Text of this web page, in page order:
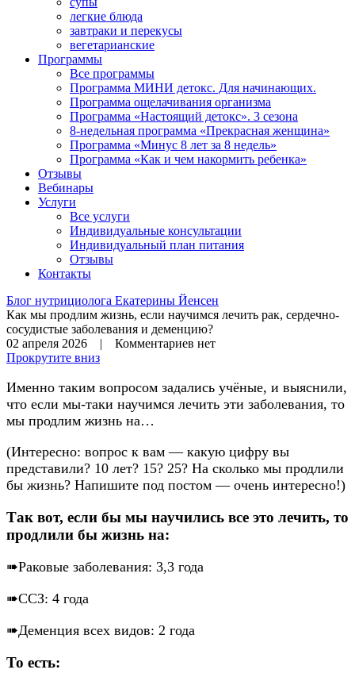
легкие блюда
завтраки и перекусы
вегетарианские
Программы
Все программы
Программа МИНИ детокс. Для начинающих.
Программа ощелачивания организма
Программа «Настоящий детокс». 3 сезона
8-недельная программа «Прекрасная женщина»
Программа «Минус 8 лет за 8 недель»
Программа «Как и чем накормить ребенка»
Отзывы
Вебинары
Услуги
Все услуги
Индивидуальные консультации
Индивидуальный план питания
Отзывы
Контакты
Блог нутрициолога Екатерины Йенсен
Как мы продлим жизнь, если научимся лечить рак, сердечно-
сосудистые заболевания и деменцию?
02 апреля 2026 | Комментариев нет
Прокрутите вниз
Именно таким вопросом задались учёные, и выяснили,
что если мы-таки научимся лечить эти заболевания, то
мы продлим жизнь на…
(Интересно: вопрос к вам — какую цифру вы
представили? 10 лет? 15? 25? На сколько мы продлили
бы жизнь? Напишите под постом — очень интересно!)
Так вот, если бы мы научились все это лечить, то
продлили бы жизнь на:
➠Раковые заболевания: 3,3 года
➠ССЗ: 4 года
➠Деменция всех видов: 2 года
То есть: